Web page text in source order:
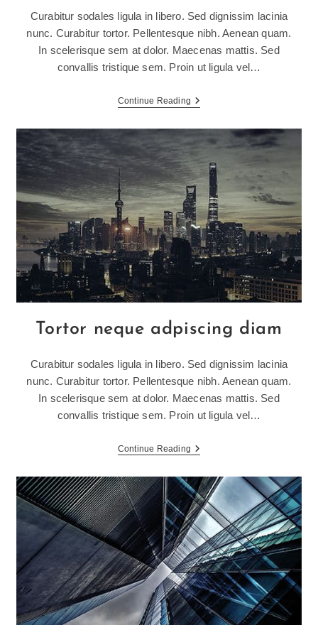
Curabitur sodales ligula in libero. Sed dignissim lacinia
nunc. Curabitur tortor. Pellentesque nibh. Aenean quam.
In scelerisque sem at dolor. Maecenas mattis. Sed
convallis tristique sem. Proin ut ligula vel…
Continue Reading Interdum
Tortor neque adpiscing diam
Curabitur sodales ligula in libero. Sed dignissim lacinia
nunc. Curabitur tortor. Pellentesque nibh. Aenean quam.
In scelerisque sem at dolor. Maecenas mattis. Sed
convallis tristique sem. Proin ut ligula vel…
Continue Reading Tortor
Diam